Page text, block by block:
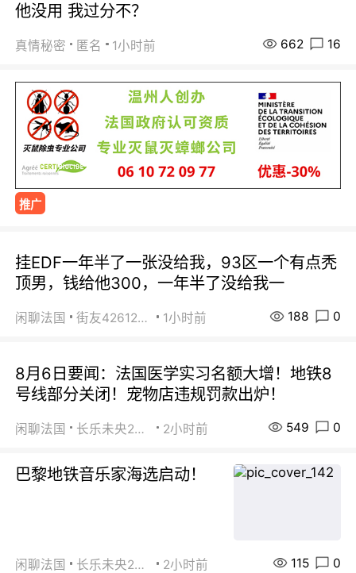
他没用 我过分不？
真情秘密 匿名 1小时前 662 16
推广
挂EDF一年半了一张没给我，93区一个有点秃
顶男，钱给他300，一年半了没给我一
闲聊法国 街友42612092 1小时前 188 0
8月6日要闻：法国医学实习名额大增！地铁8
号线部分关闭！宠物店违规罚款出炉！
闲聊法国 长乐未央2015 2小时前 549 0
巴黎地铁音乐家海选启动！
闲聊法国 长乐未央2015 2小时前 115 0